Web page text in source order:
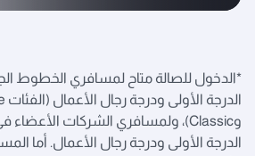
*الدخول للصالة متاح لمسافري الخطوط
وClassic)، ولمسافري الشركات الأعضاء في تحالف
الدرجة الأولى ودرجة رجال الأعمال. أما